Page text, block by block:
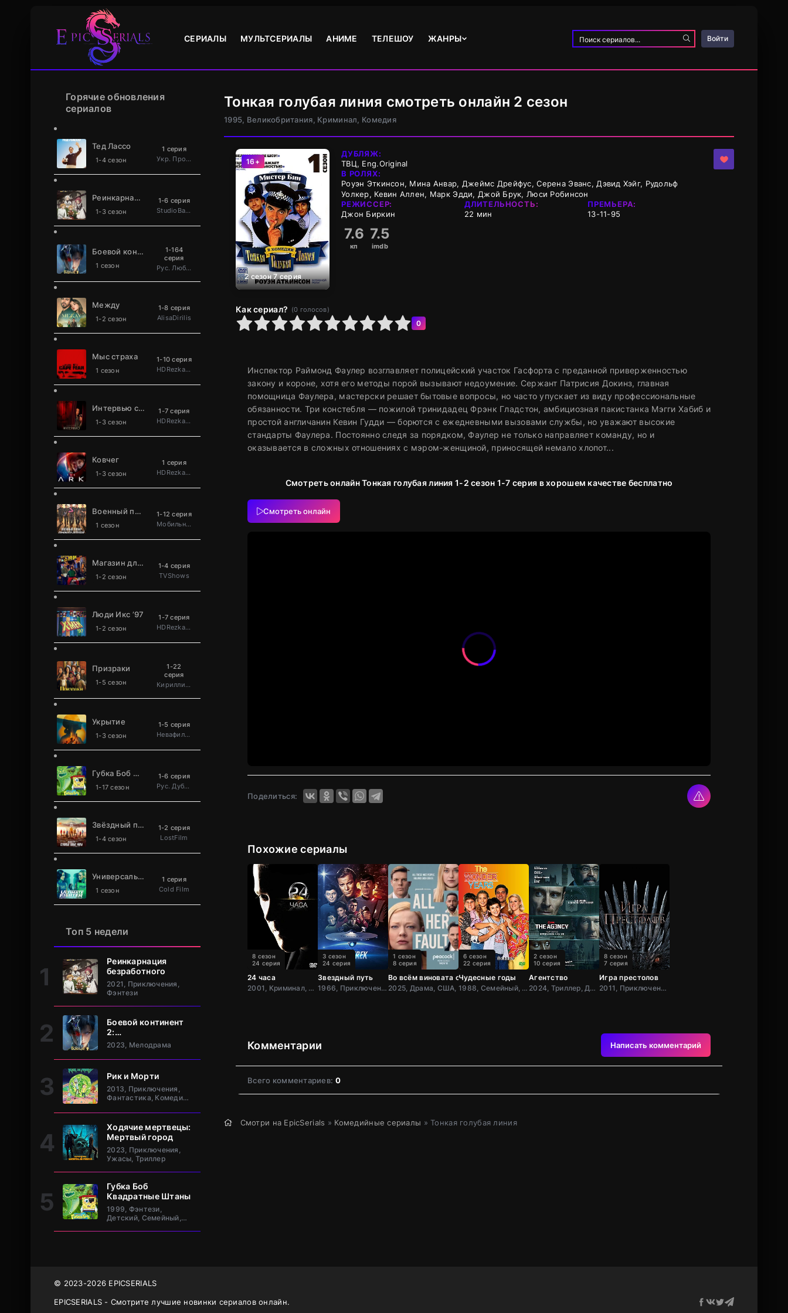
СЕРИАЛЫ МУЛЬТСЕРИАЛЫ АНИМЕ ТЕЛЕШОУ ЖАНРЫ Войти
Горячие обновления
сериалов
Тед Лассо
1-4 сезон
1 серия
Укр. Проф. багатоголосий
Реинкарнация безработного
1-3 сезон
1-6 серия
StudioBand
Боевой континент 2: Непревзойдённый клан Та
1 сезон
1-164
серия
Рус. Люб. многоголосый
Между
1-2 сезон
1-8 серия
AlisaDirilis
Мыс страха
1 сезон
1-10 серия
HDRezka Studio
Интервью с вампиром
1-3 сезон
1-7 серия
HDRezka Studio
Ковчег
1-3 сезон
1 серия
HDRezka Studio
Военный повар становится легендой
1 сезон
1-12 серия
Мобильное телевидение
Магазин для киллеров
1-2 сезон
1-4 серия
TVShows
Люди Икс ’97
1-2 сезон
1-7 серия
HDRezka Studio
Призраки
1-5 сезон
1-22
серия
Кириллица
Укрытие
1-3 сезон
1-5 серия
Невафильм
Губка Боб Квадратные Штаны
1-17 сезон
1-6 серия
Рус. Дублированный
Звёздный путь: Странные новые миры
1-4 сезон
1-2 серия
LostFilm
Универсальный боец
1 сезон
1 серия
Cold Film
Топ 5 недели
Реинкарнация
безработного
2021, Приключения,
Фэнтези
Боевой континент
2:
Непревзойдённый
клан Та
2023, Мелодрама
Рик и Морти
2013, Приключения,
Фантастика, Комедия,
Ходячие мертвецы:
Мертвый город
2023, Приключения,
Ужасы, Триллер
Губка Боб
Квадратные Штаны
1999, Фэнтези,
Детский, Семейный,
Тонкая голубая линия смотреть онлайн 2 сезон
1995, Великобритания, Криминал, Комедия
16+
2 сезон 7 серия
Как сериал? (0 голосов)
0 1 5 6 7 8 9 10 0
ДУБЛЯЖ:
ТВЦ, Eng.Original
В РОЛЯХ:
Роуэн Эткинсон, Мина Анвар, Джеймс Дрейфус, Серена Эванс, Дэвид Хэйг, Рудольф
Уолкер, Кевин Аллен, Марк Эдди, Джой Брук, Люси Робинсон
РЕЖИССЕР:
Джон Биркин
ДЛИТЕЛЬНОСТЬ:
22 мин
ПРЕМЬЕРА:
13-11-95
7.6
кп
7.5
imdb
Инспектор Раймонд Фаулер возглавляет полицейский участок Гасфорта с преданной приверженностью
закону и короне, хотя его методы порой вызывают недоумение. Сержант Патрисия Докинз, главная
помощница Фаулера, мастерски решает бытовые вопросы, но часто упускает из виду профессиональные
обязанности. Три констебля — пожилой тринидадец Фрэнк Гладстон, амбициозная пакистанка Мэгги Хабиб и
простой англичанин Кевин Гудди — борются с ежедневными вызовами службы, но уважают высокие
стандарты Фаулера. Постоянно следя за порядком, Фаулер не только направляет команду, но и
оказывается в сложных отношениях с мэром-женщиной, приносящей немало хлопот...
Смотреть онлайн Тонкая голубая линия 1-2 сезон 1-7 серия в хорошем качестве бесплатно
Смотреть онлайн
Поделиться:
Похожие сериалы
24 часа
2001, Криминал, Боевик, Триллер, Зарубежный, Драма, США
8 сезон
24 серия
Звездный путь
1966, Приключения, Фантастика, Боевик, США
3 сезон
24 серия
Во всём виновата она
2025, Драма, США,
1 сезон
8 серия
Чудесные годы
1988, Семейный, Комедия, Мелодрама, Драма, США
6 сезон
22 серия
Агентство
2024, Триллер, Драма, США
2 сезон
10 серия
Игра престолов
2011, Приключения, Фэнтези, Блокбастер, Мистический, Боевик, Зарубежный, Мелодрама, Драма, США,
8 сезон
7 серия
Комментарии Написать комментарий
Всего комментариев: 0
Смотри на EpicSerials » Комедийные сериалы » Тонкая голубая линия
© 2023-2026 EPICSERIALS
EPICSERIALS - Смотрите лучшие новинки сериалов онлайн.